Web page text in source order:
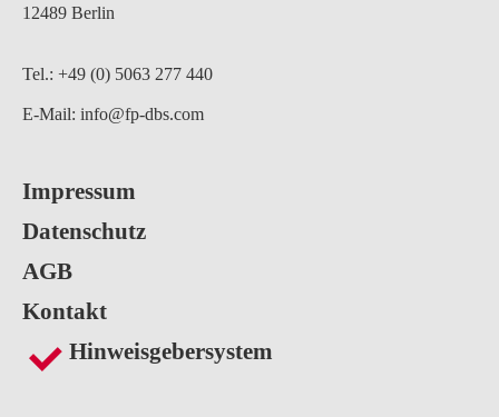
12489 Berlin
Tel.: +49 (0) 5063 277 440
E-Mail: info@fp-dbs.com
Impressum
Datenschutz
AGB
Kontakt
Hinweisgebersystem